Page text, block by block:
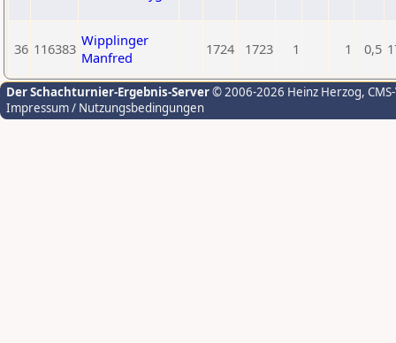
36 116383 Wipplinger
Manfred
1724 1723 1 1 0,5
Der Schachturnier-Ergebnis-Server© 2006-2026 Heinz Herzog,
Impressum / Nutzungsbedingungen